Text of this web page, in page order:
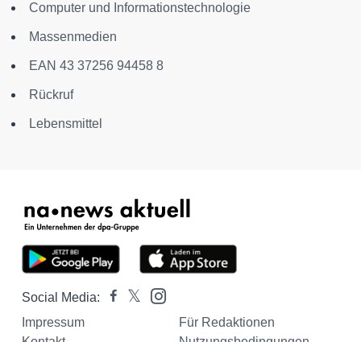
Computer und Informationstechnologie
Massenmedien
EAN 43 37256 94458 8
Rückruf
Lebensmittel
Social Media:
Impressum
Für Redaktionen